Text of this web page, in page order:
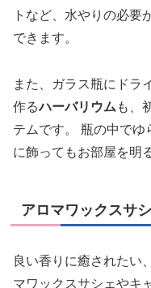
トなど、水やりの必要
できます。
また、ガラス瓶にドラ
作るハーバリウム も、
テムです。 瓶の中でゆ
に飾ってもお部屋を明
アロマワックスサ
良い香りに癒されたい
マワックスサシェやキ